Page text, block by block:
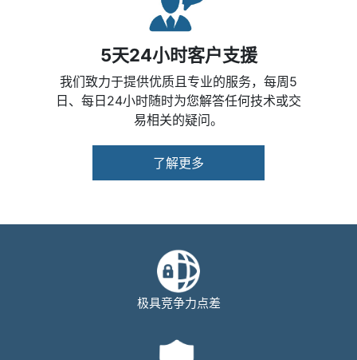
5天24小时客户支援
我们致力于提供优质且专业的服务，每周5
日、每日24小时随时为您解答任何技术或交
易相关的疑问。
了解更多
极具竞争力点差